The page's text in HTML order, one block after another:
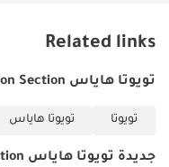
Related links
تويوتا هاياس Information Section
تويوتا تويوتا هاياس
جديدة تويوتا هاياس by Location